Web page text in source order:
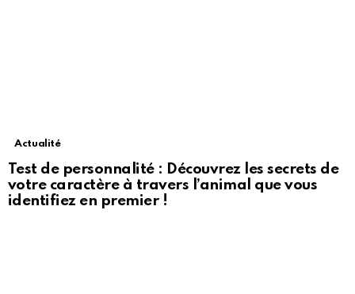
Actualité
Test de personnalité : Découvrez les secrets de
votre caractère à travers l’animal que vous
identifiez en premier !